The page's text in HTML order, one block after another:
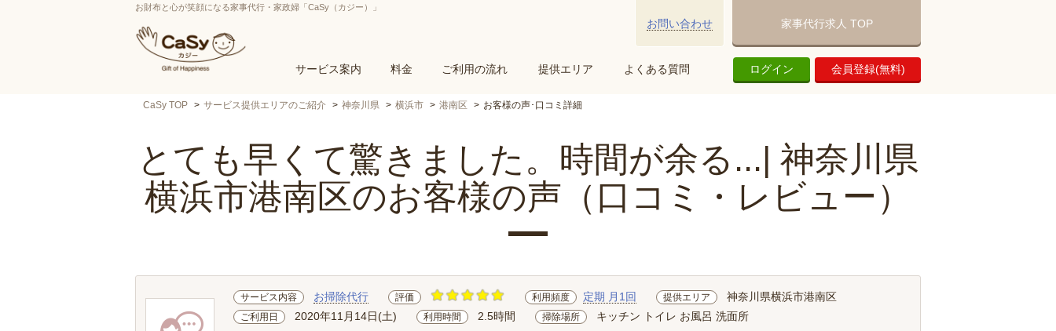
お財布と心が笑顔になる家事代行・家政婦「CaSy（カジー）」
サービス案内 料金 ご利用の流れ 提供エリア よくある質問 ログイン 会員登録(無料)
お問い合わせ 家事代行求人 TOP
CaSy TOP サービス提供エリアのご紹介 神奈川県 横浜市 港南区 お客様の声･口コミ詳細
とても早くて驚きました。時間が余る...| 神奈川県
横浜市港南区のお客様の声（口コミ・レビュー）
サービス内容 お掃除代行 評価 利用頻度 定期 月1回 提供エリア 神奈川県横浜市港南区
ご利用日 2020年11月14日(土) 利用時間 2.5時間 掃除場所 キッチン トイレ お風呂 洗面所